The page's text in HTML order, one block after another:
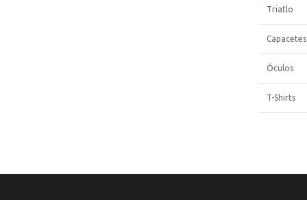
Triatlo
Capacetes
Óculos
T-Shirts